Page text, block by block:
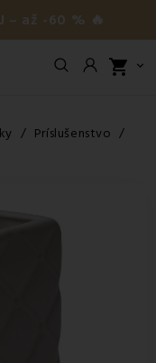
– až -60 % 🔥
shopping_cart 
Príslušenstvo